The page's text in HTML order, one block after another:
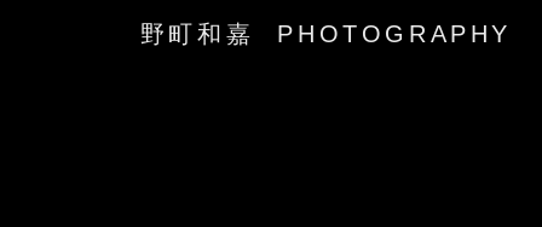
野町和嘉 PHOTOGRAPHY